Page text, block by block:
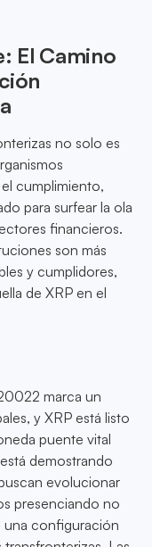
El Camino
no solo es
cumplimiento,
para surfear la ola
financieros.
son más
y cumplidores,
de XRP en el
marca un
y XRP está listo
puente vital
demostrando
evolucionar
presenciando no
una configuración